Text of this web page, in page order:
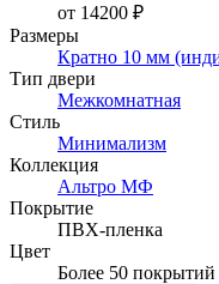
от 14200 ₽
Размеры
Кратно 10 мм
Тип двери
Межкомнатная
Стиль
Минимализм
Коллекция
Альтро МФ
Покрытие
ПВХ-пленка
Цвет
Более 50 покрытий